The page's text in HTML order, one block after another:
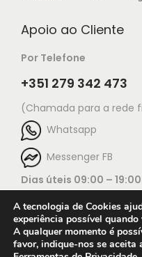
Apoio ao Cliente
Por Telefone
+351 279 342 473
(Chamada para a rede
Whatsapp
Messenger FB
Dias úteis 09:00 – 19:00
A tecnologia de Cookies
experiência possível
A qualquer momento é
favor, indique-nos se aceita